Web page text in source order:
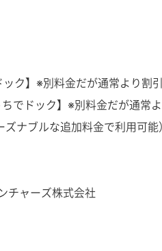
ク】※別料金だが通常より割
でドック】※別料金だが通常
ナブルな追加料金で利用可能
チャーズ株式会社